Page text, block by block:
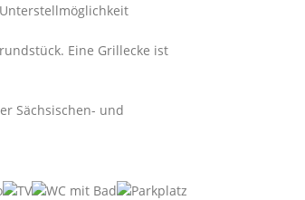
Eine Grillecke ist
Sächsischen- und